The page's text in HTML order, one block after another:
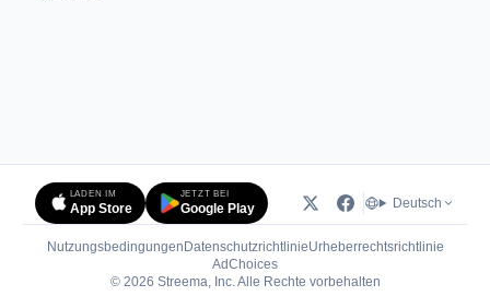
LADEN IM
App Store
JETZT BEI
Google Play Deutsch
Nutzungsbedingungen DatenschutzrichtlinieUrheberrechtsrichtlinie
AdChoices(öffnet in neuem Tab)
© 2026 Streema, Inc. Alle Rechte vorbehalten